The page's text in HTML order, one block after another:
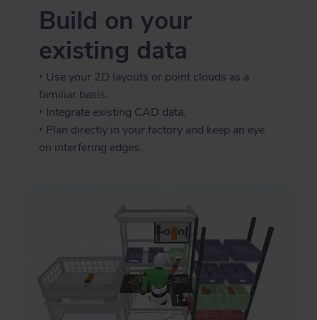
Build on your
existing data
‣ Use your 2D layouts or point clouds as a
familiar basis.
‣ Integrate existing CAD data.
‣ Plan directly in your factory and keep an eye
on interfering edges.